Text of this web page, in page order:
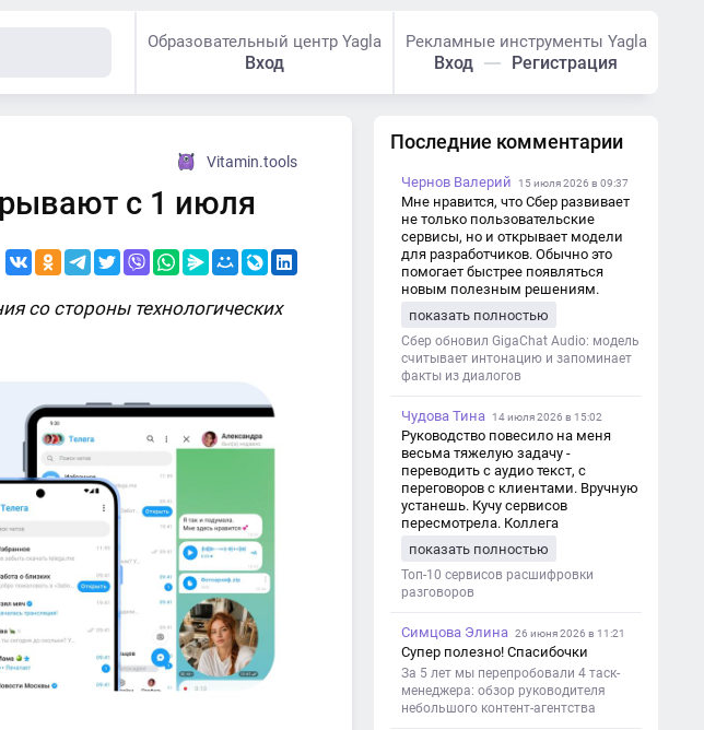
Образовательный центр Yagla
Вход
Рекламные инструменты Yagla
Вход Регистрация
Vitamin.tools
с 1 июля
со стороны технологических
Последние комментарии
Чернов Валерий 15 июля 2026 в 09:37
Мне нравится, что Сбер развивает
не только пользовательские
сервисы, но и открывает модели
для разработчиков. Обычно это
помогает быстрее появляться
новым полезным решениям.
показать полностью
Сбер обновил GigaChat Audio: модель
считывает интонацию и запоминает
факты из диалогов
Чудова Тина 14 июля 2026 в 15:02
Руководство повесило на меня
весьма тяжелую задачу -
переводить с аудио текст, с
переговоров с клиентами. Вручную
устанешь. Кучу сервисов
пересмотрела. Коллега
хорошо переводит. Мало
редактировать по итогу. Советую.
показать полностью
Топ-10 сервисов расшифровки
разговоров
Симцова Элина 26 июня 2026 в 11:21
Супер полезно! Спасибочки
За 5 лет мы перепробовали 4 таск-
менеджера: обзор руководителя
небольшого контент-агентства